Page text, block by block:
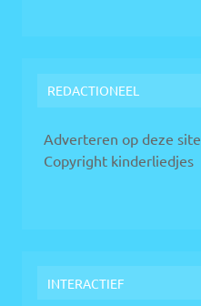
REDACTIONEEL
Adverteren op deze site
Copyright kinderliedjes
INTERACTIEF